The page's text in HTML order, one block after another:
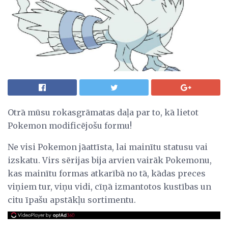
Otrā mūsu rokasgrāmatas daļa par to, kā lietot
Pokemon modificējošu formu!
Ne visi Pokemon jāattīsta, lai mainītu statusu vai
izskatu. Virs sērijas bija arvien vairāk Pokemonu,
kas mainītu formas atkarībā no tā, kādas preces
viņiem tur, viņu vidi, cīņā izmantotos kustības un
citu īpašu apstākļu sortimentu.